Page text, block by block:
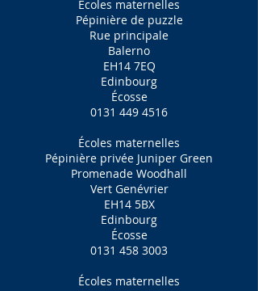
Écoles maternelles
Pépinière de puzzle
Rue principale
Balerno
EH14 7EQ
Edinbourg
Écosse
0131 449 4516
Écoles maternelles
Pépinière privée Juniper Green
Promenade Woodhall
Vert Genévrier
EH14 5BX
Edinbourg
Écosse
0131 458 3003
Écoles maternelles